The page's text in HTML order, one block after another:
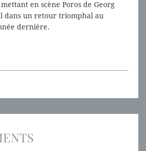
en scène Poros de Georg
dans un retour triomphal au
dernière.